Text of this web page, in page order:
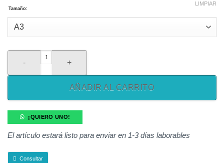
hasta
Tamaño:
LIMPIAR
AÑADIR AL CARRITO
¡QUIERO UNO!
El artículo estará listo para enviar en 1-3 días laborables
Consultar